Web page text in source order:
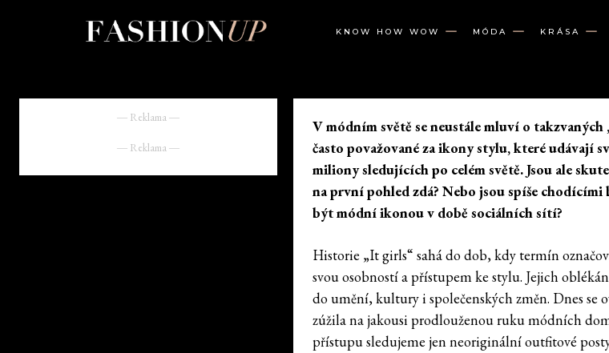
KNOW HOW WOW MÓDA KRÁSA
― Reklama ―
― Reklama ―
V módním světě se neustále mluví o takzvaných
často považované za ikony stylu, které udávají
miliony sledujících po celém světě. Jsou ale
na první pohled zdá? Nebo jsou spíše chodícími
být módní ikonou v době sociálních sítí?
Historie „It girls“ sahá do dob, kdy termín
svou osobností a přístupem ke stylu. Jejich
do umění, kultury i společenských změn. Dnes se
zúžila na jakousi prodlouženou ruku módních
přístupu sledujeme jen neoriginální outfitové